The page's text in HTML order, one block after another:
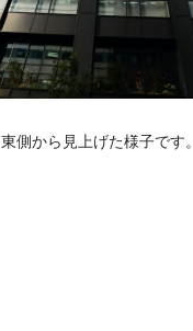
東側から見上げた様子です。